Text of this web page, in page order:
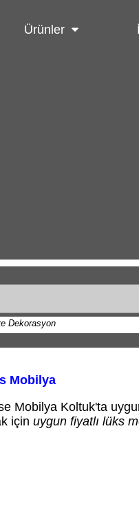
Ürünler
Dekorasyon
Mobilya
Mobilya Koltuk'ta
için uygun fiyatlı lüks